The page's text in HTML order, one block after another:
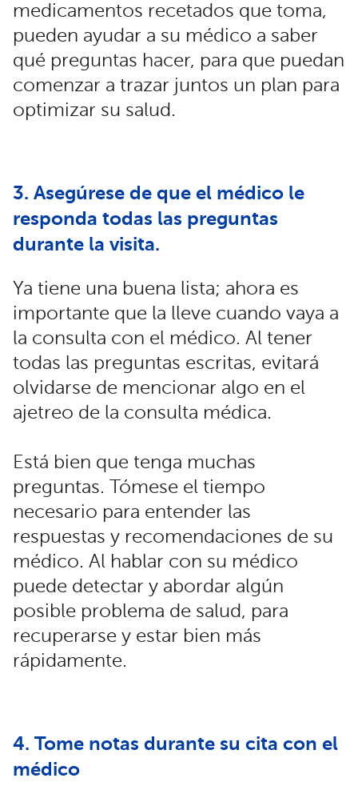
medicamentos recetados que toma,
pueden ayudar a su médico a saber
qué preguntas hacer, para que puedan
comenzar a trazar juntos un plan para
optimizar su salud.
3. Asegúrese de que el médico le
responda todas las preguntas
durante la visita.
Ya tiene una buena lista; ahora es
importante que la lleve cuando vaya a
la consulta con el médico. Al tener
todas las preguntas escritas, evitará
olvidarse de mencionar algo en el
ajetreo de la consulta médica.
Está bien que tenga muchas
preguntas. Tómese el tiempo
necesario para entender las
respuestas y recomendaciones de su
médico. Al hablar con su médico
puede detectar y abordar algún
posible problema de salud, para
recuperarse y estar bien más
rápidamente.
4. Tome notas durante su cita con el
médico